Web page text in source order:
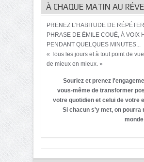
À CHAQUE MATIN AU
PRENEZ L'HABITUDE DE
PHRASE DE ÉMILE COUÉ, À VOIX
PENDANT QUELQUES MINUTES...
« Tous les jours et à tout point de
de mieux en mieux. »
Souriez et prenez
vous-même de transformer
votre quotidien et celui de votre
Si chacun s'y met, on pourra